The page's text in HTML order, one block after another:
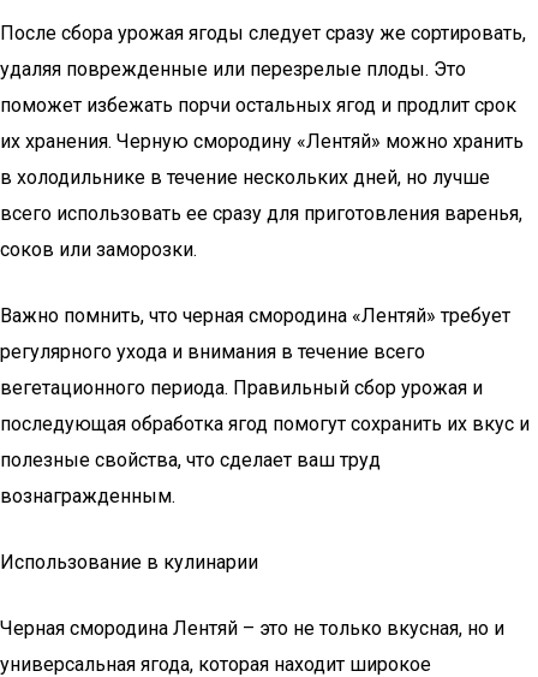
После сбора урожая ягоды следует сразу же сортировать,
удаляя поврежденные или перезрелые плоды. Это
поможет избежать порчи остальных ягод и продлит срок
их хранения. Черную смородину «Лентяй» можно хранить
в холодильнике в течение нескольких дней, но лучше
всего использовать ее сразу для приготовления варенья,
соков или заморозки.
Важно помнить, что черная смородина «Лентяй» требует
регулярного ухода и внимания в течение всего
вегетационного периода. Правильный сбор урожая и
последующая обработка ягод помогут сохранить их вкус и
полезные свойства, что сделает ваш труд
вознагражденным.
Использование в кулинарии
Черная смородина Лентяй – это не только вкусная, но и
универсальная ягода, которая находит широкое